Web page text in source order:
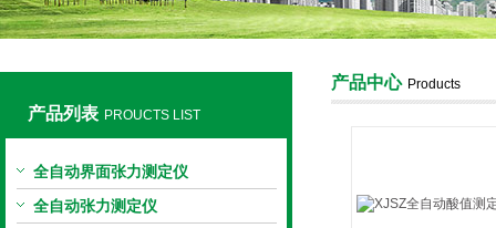
产品列表 PROUCTS LIST
全自动界面张力测定仪
全自动张力测定仪
产品中心 Products